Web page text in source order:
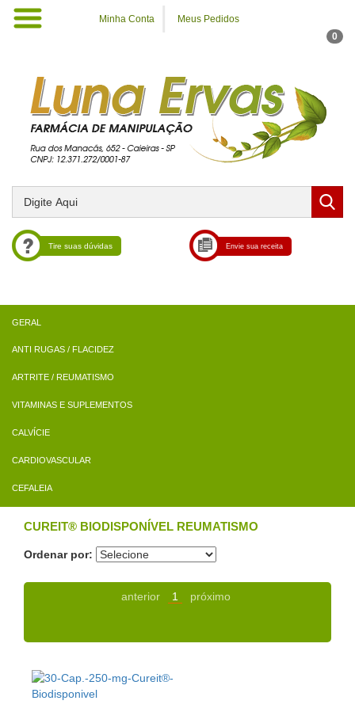
Minha Conta
Meus Pedidos
0
Tire suas dúvidas Envie sua receita
ANTI RUGAS / FLACIDEZ
ARTRITE / REUMATISMO
VITAMINAS E SUPLEMENTOS
CALVÍCIE
CARDIOVASCULAR
CEFALEIA
CUREIT® BIODISPONÍVEL REUMATISMO
Ordenar por:
anterior 1 próximo